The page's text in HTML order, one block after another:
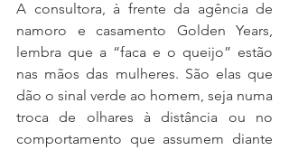
A consultora, à frente da agência de
namoro e casamento Golden Years,
lembra que a “faca e o queijo” estão
nas mãos das mulheres. São elas que
dão o sinal verde ao homem, seja numa
troca de olhares à distância ou no
comportamento que assumem diante